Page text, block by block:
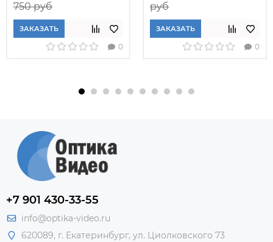
750 руб
ЗАКАЗАТЬ
0
руб
ЗАКАЗАТЬ
0
+7 901 430-33-55
info@optika-video.ru
620089, г. Екатеринбург, ул. Циолковского 73